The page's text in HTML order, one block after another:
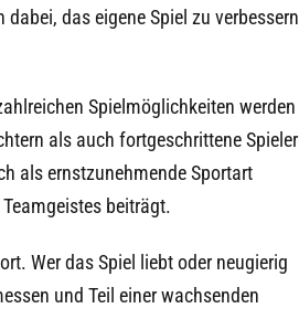
das eigene Spiel zu verbessern
Spielmöglichkeiten werden
als auch fortgeschrittene Spieler
als ernstzunehmende Sportart
beiträgt.
Wer das Spiel liebt oder neugierig
und Teil einer wachsenden